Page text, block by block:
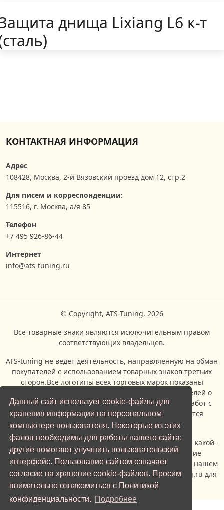
Данный сайт использует cookie-файлы для
хранения информации на персональном
компьютере пользователя. Некоторые из этих
фалов необходимы для работы нашего сайта;
другие помогают улучшить пользовательский
интерфейс. Пользование сайтом означает
согласие на хранение cookie-файлов. Просим
внимательно ознакомиться с Политикой
конфиденциальности. Подробнее
днища Lixiang L6 к-т
КОНТАКТНАЯ ИНФОРМАЦИЯ
Адрес
108428, Москва, 2-й Вязовский проезд дом 12, стр.2
Для писем и корреспонденции:
115516, г. Москва, а/я 85
Телефон
+7 495 926-86-44
Интернет
info@ats-tuning.ru
© Copyright, ATS-Tuning, 2026
Все товарные знаки являются исключительным правом
соответствующих владельцев.
ATS-tuning не ведет деятельность, направляенную на обман
покупателей с использованием товарных знаков третьих
сторон.Все логотипы всех торговых марок показаны
исключительно с целью информирования посетителей о
возможности проведения ремонтых и сервисных работ с
автомобилями, производителями которых являются
владельцы торговых марок.
Если вы являетесь представителем правообладателя какой-
либо торговой марки, и вас не устраивает наличие
изображения логотипа указанной торговой марки на нашем
сайте, просьба обратиться по адерсу info@ats-tuning.ru для
урегулирования спорной ситуации.
Отправить заявку